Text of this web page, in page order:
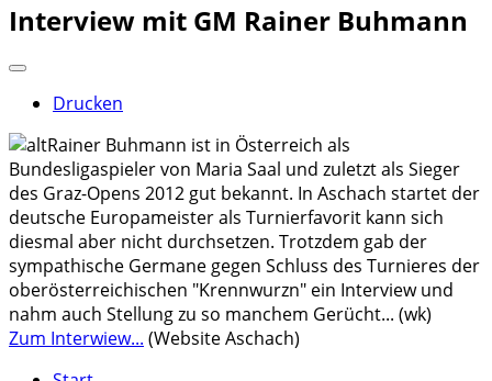
Interview mit GM Rainer Buhmann
Drucken
Rainer Buhmann ist in Österreich als
Bundesligaspieler von Maria Saal und zuletzt als Sieger
des Graz-Opens 2012 gut bekannt. In Aschach startet der
deutsche Europameister als Turnierfavorit kann sich
diesmal aber nicht durchsetzen. Trotzdem gab der
sympathische Germane gegen Schluss des Turnieres der
oberösterreichischen "Krennwurzn" ein Interview und
nahm auch Stellung zu so manchem Gerücht... (wk)
Zum Interwiew... (Website Aschach)